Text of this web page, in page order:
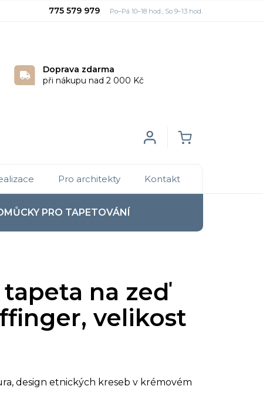
775 579 979
Doprava zdarma
při nákupu nad 2 000 Kč
Login
PRO TAPETOVÁNÍ
Pro architekty Kontakt
na zeď
velikost
design etnických kreseb v krémovém